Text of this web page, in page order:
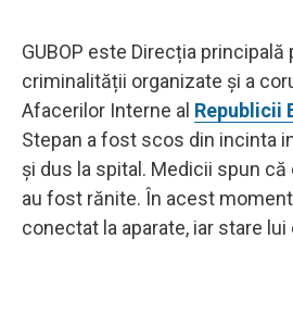
GUBOP este Direcția
criminalității organizate și a
Afacerilor Interne al Republicii
Stepan a fost scos din incinta
și dus la spital. Medicii spun că
au fost rănite. În acest
conectat la aparate, iar stare